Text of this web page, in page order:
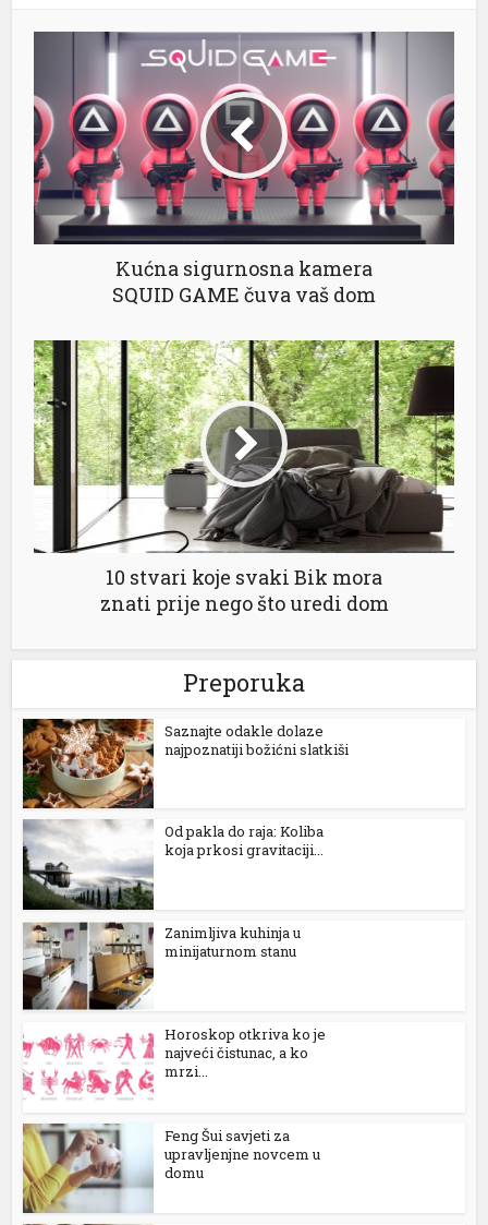
Kućna sigurnosna kamera
SQUID GAME čuva vaš dom
10 stvari koje svaki Bik mora
znati prije nego što uredi dom
Preporuka
Saznajte odakle dolaze
najpoznatiji božićni slatkiši
Od pakla do raja: Koliba
koja prkosi gravitaciji...
Zanimljiva kuhinja u
minijaturnom stanu
Horoskop otkriva ko je
najveći čistunac, a ko
mrzi...
Feng Šui savjeti za
upravljenjne novcem u
domu